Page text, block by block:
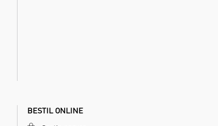
BESTIL ONLINE